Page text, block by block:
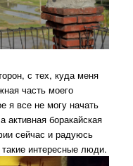
с тех, куда меня
часть моего
я все не могу начать
активная боракайская
сейчас и радуюсь
интересные люди.